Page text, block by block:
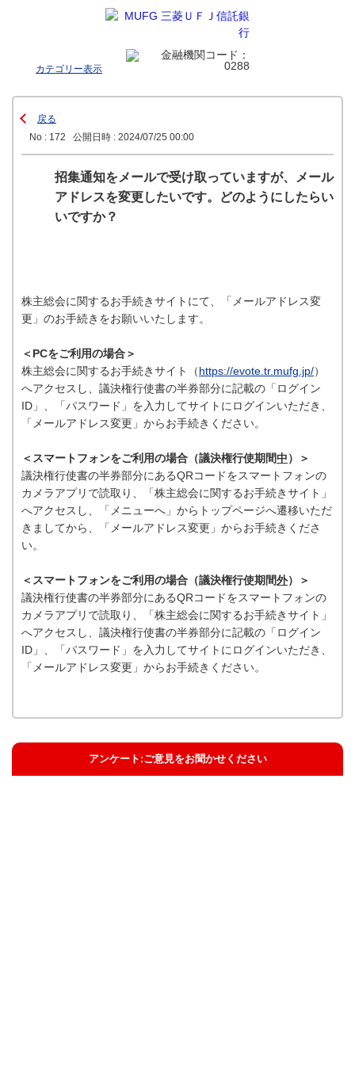
カテゴリー表示
戻る
No : 172
公開日時 : 2024/07/25 00:00
招集通知をメールで受け取っていますが、メール
アドレスを変更したいです。どのようにしたらい
いですか？
株主総会に関するお手続きサイトにて、「メールアドレス変
更」のお手続きをお願いいたします。
＜PCをご利用の場合＞
株主総会に関するお手続きサイト（https://evote.tr.mufg.jp/）
へアクセスし、議決権行使書の半券部分に記載の「ログイン
ID」、「パスワード」を入力してサイトにログインいただき、
「メールアドレス変更」からお手続きください。
＜スマートフォンをご利用の場合（議決権行使期間中）＞
議決権行使書の半券部分にあるQRコードをスマートフォンの
カメラアプリで読取り、「株主総会に関するお手続きサイト」
へアクセスし、「メニューへ」からトップページへ遷移いただ
きましてから、「メールアドレス変更」からお手続きくださ
い。
＜スマートフォンをご利用の場合（議決権行使期間外）＞
議決権行使書の半券部分にあるQRコードをスマートフォンの
カメラアプリで読取り、「株主総会に関するお手続きサイト」
へアクセスし、議決権行使書の半券部分に記載の「ログイン
ID」、「パスワード」を入力してサイトにログインいただき、
「メールアドレス変更」からお手続きください。
アンケート:ご意見をお聞かせください